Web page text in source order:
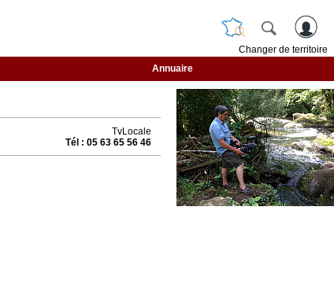
Changer de territoire
Annuaire
TvLocale
Tél : 05 63 65 56 46